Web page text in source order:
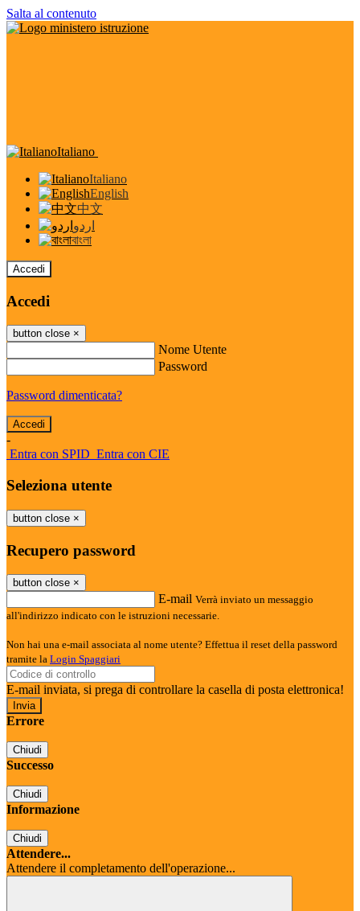
Salta al contenuto
Italiano
Italiano
English
中文
اردو
বাংলা
Accedi
Accedi
button close ×
Nome Utente
Password
Password dimenticata?
-
Entra con SPID Entra con CIE
Seleziona utente
button close ×
Recupero password
button close ×
E-mail Verrà inviato un messaggio
all'indirizzo indicato con le istruzioni necessarie.
Non hai una e-mail associata al nome utente? Effettua il reset della password
tramite la Login Spaggiari
E-mail inviata, si prega di controllare la casella di posta elettronica!
Errore
Chiudi
Successo
Chiudi
Informazione
Chiudi
Attendere...
Attendere il completamento dell'operazione...